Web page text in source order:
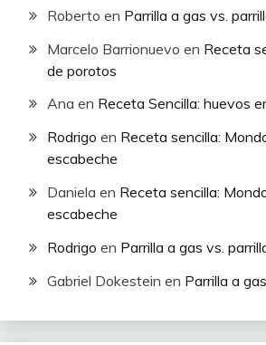
Roberto en Parrilla a gas vs.
Marcelo Barrionuevo en Receta
de porotos
Ana en Receta Sencilla: huevos
Rodrigo en Receta sencilla:
escabeche
Daniela en Receta sencilla:
escabeche
Rodrigo en Parrilla a gas vs.
Gabriel Dokestein en Parrilla a